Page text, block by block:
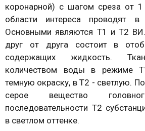
коронарной) с шагом среза от
области интереса проводят
Основными являются Т1 и Т2
друг от друга состоит в
содержащих жидкость.
количеством воды в режиме
темную окраску, в Т2 - светлую.
серое вещество
последовательности Т2
в светлом оттенке.